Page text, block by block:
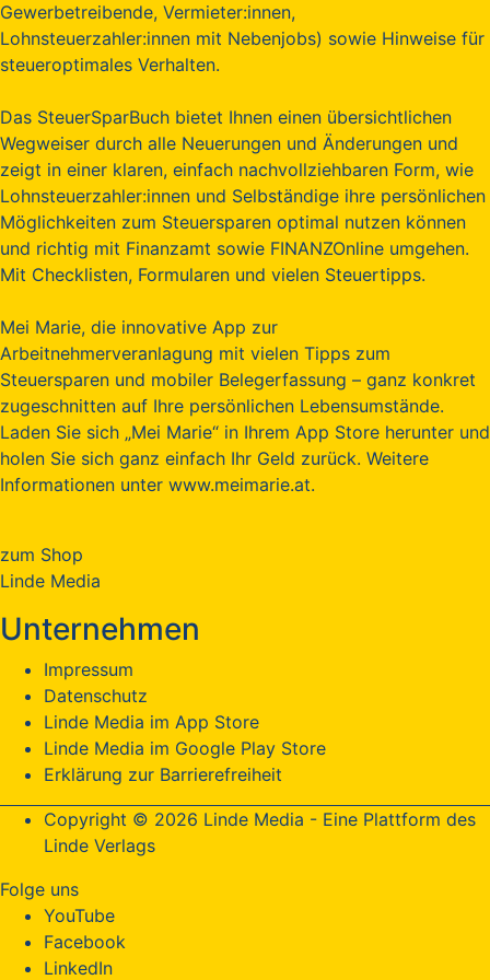
Gewerbetreibende, Vermieter:innen,
Lohnsteuerzahler:innen mit Nebenjobs) sowie Hinweise für
steueroptimales Verhalten.
Das SteuerSparBuch bietet Ihnen einen übersichtlichen
Wegweiser durch alle Neuerungen und Änderungen und
zeigt in einer klaren, einfach nachvollziehbaren Form, wie
Lohnsteuerzahler:innen und Selbständige ihre persönlichen
Möglichkeiten zum Steuersparen optimal nutzen können
und richtig mit Finanzamt sowie FINANZOnline umgehen.
Mit Checklisten, Formularen und vielen Steuertipps.
Mei Marie, die innovative App zur
Arbeitnehmerveranlagung mit vielen Tipps zum
Steuersparen und mobiler Belegerfassung – ganz konkret
zugeschnitten auf Ihre persönlichen Lebensumstände.
Laden Sie sich „Mei Marie“ in Ihrem App Store herunter und
holen Sie sich ganz einfach Ihr Geld zurück. Weitere
Informationen unter www.meimarie.at.
zum Shop
Linde Media
Unternehmen
Impressum
Datenschutz
Linde Media im App Store
Linde Media im Google Play Store
Erklärung zur Barrierefreiheit
Copyright © 2026 Linde Media - Eine Plattform des
Linde Verlags
Folge uns
YouTube
Facebook
LinkedIn